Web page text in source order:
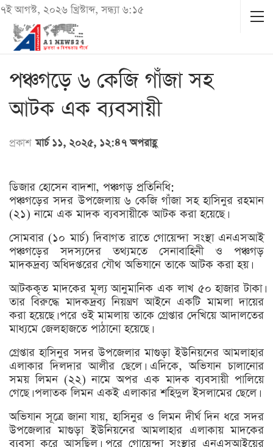
৭ই আগস্ট, ২০২৬ খ্রিস্টাব্দ, সন্ধ্যা ৬:১৫
পঞ্চগড়ে ৬ কেজি গাঁজা সহ
আটক এক ব্যবসায়ী
প্রকাশ মার্চ ১১, ২০২৫, ১২:৪৭ অপরাহ্ণ
ডিজার হোসেন বাদশা, পঞ্চগড় প্রতিনিধি:
পঞ্চগড়ের সদর উপজেলায় ৬ কেজি গাঁজা সহ হাসিনুর রহমান
(২১) নামে এক মাদক ব্যবসায়ীকে আটক করা হয়েছে।
সোমবার (১০ মার্চ) দিবাগত রাতে গোয়েন্দা সংস্থা এনএসআই
পঞ্চগড়ের সদস্যদের তথ্যমতে সেনাবাহিনী ও পঞ্চগড়
মাদকদ্রব্য অধিদপ্তরের যৌথ অভিযানে তাকে আটক করা হয়।
আটককৃত মাদকের মূল্য আনুমানিক এক লাখ ৫০ হাজার টাকা।
তার বিরুদ্ধে মাদকদ্রব্য নিয়ন্ত্রণ আইনে একটি মামলা দায়ের
করা হয়েছে। পরে ওই মামলায় তাকে গ্রেপ্তার দেখিয়ে আদালতের
মাধ্যমে জেলহাজতে পাঠানো হয়েছে।
গ্রেপ্তার হাসিনুর সদর উপজেলার মাগুড়া ইউনিয়নের আমলাহার
এলাকার দিলদার আলীর ছেলে। এদিকে, অভিযান চালানোর
সময় লিমন (২২) নামে অপর এক মাদক ব্যবসায়ী পালিয়ে
গেছে। পলাতক লিমন একই এলাকার শহিদুল ইসলামের ছেলে।
অভিযান সূত্রে জানা যায়, হাসিনুর ও লিমন দীর্ঘ দিন ধরে সদর
উপজেলার মাগুড়া ইউনিয়নের আমলাহার এলাকায় মাদকের
ব্যবসা করে আসছিল। পরে গোয়েন্দা সংস্থার এনএসআইয়ের